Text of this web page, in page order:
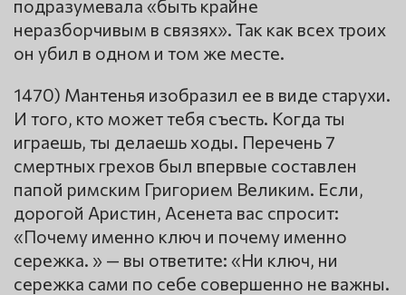
подразумевала «быть крайне
неразборчивым в связях». Так как всех троих
он убил в одном и том же месте.
1470) Мантенья изобразил ее в виде старухи.
И того, кто может тебя съесть. Когда ты
играешь, ты делаешь ходы. Перечень 7
смертных грехов был впервые составлен
папой римским Григорием Великим. Если,
дорогой Аристин, Асенета вас спросит:
«Почему именно ключ и почему именно
сережка. » — вы ответите: «Ни ключ, ни
сережка сами по себе совершенно не важны.